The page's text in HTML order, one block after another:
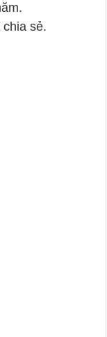
sẻ.